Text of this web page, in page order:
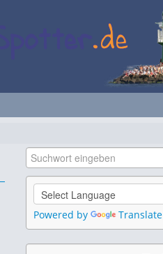
Powered by Translate